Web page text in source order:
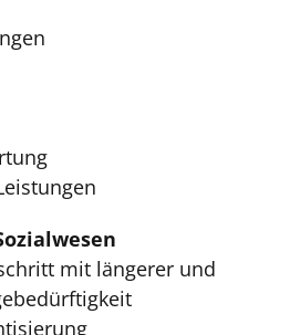
mit längerer und